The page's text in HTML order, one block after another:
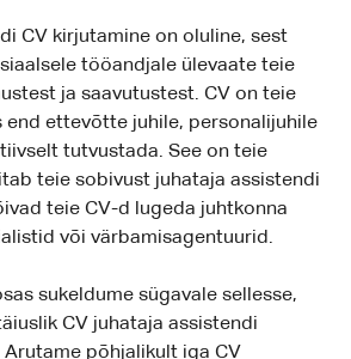
CV kirjutamine on oluline, sest
tööandjale ülevaate teie
ja saavutustest. CV on teie
end ettevõtte juhile, personalijuhile
tutvustada. See on teie
teie sobivust juhataja assistendi
teie CV-d lugeda juhtkonna
või värbamisagentuurid.
sukeldume sügavale sellesse,
CV juhataja assistendi
põhjalikult iga CV